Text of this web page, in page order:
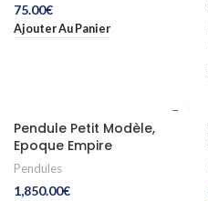
75.00€
Ajouter Au Panier
Pendule Petit Modèle,
Epoque Empire
Pendules
1,850.00€